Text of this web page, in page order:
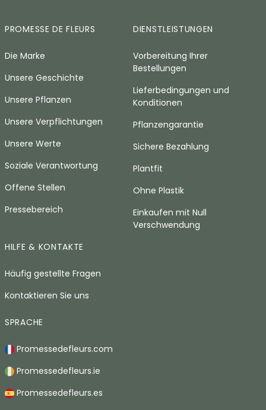
PROMESSE DE FLEURS
Die Marke
Unsere Geschichte
Unsere Pflanzen
Unsere Verpflichtungen
Unsere Werte
Soziale Verantwortung
Offene Stellen
Pressebereich
DIENSTLEISTUNGEN
Vorbereitung Ihrer
Bestellungen
Lieferbedingungen und
Konditionen
Pflanzengarantie
Sichere Bezahlung
Plantfit
Ohne Plastik
Einkaufen mit Null
Verschwendung
HILFE & KONTAKTE
Häufig gestellte Fragen
Kontaktieren Sie uns
SPRACHE
Promessedefleurs.com
Promessedefleurs.ie
Promessedefleurs.es